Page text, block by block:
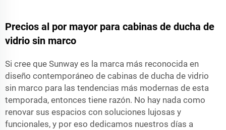
Precios al por mayor para cabinas de ducha de
vidrio sin marco
Si cree que Sunway es la marca más reconocida en
diseño contemporáneo de cabinas de ducha de vidrio
sin marco para las tendencias más modernas de esta
temporada, entonces tiene razón. No hay nada como
renovar sus espacios con soluciones lujosas y
funcionales, y por eso dedicamos nuestros días a